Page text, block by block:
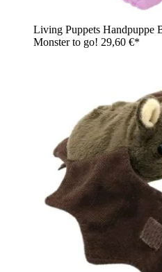
Living Puppets Handpuppe
Monster to go! 29,60 €*